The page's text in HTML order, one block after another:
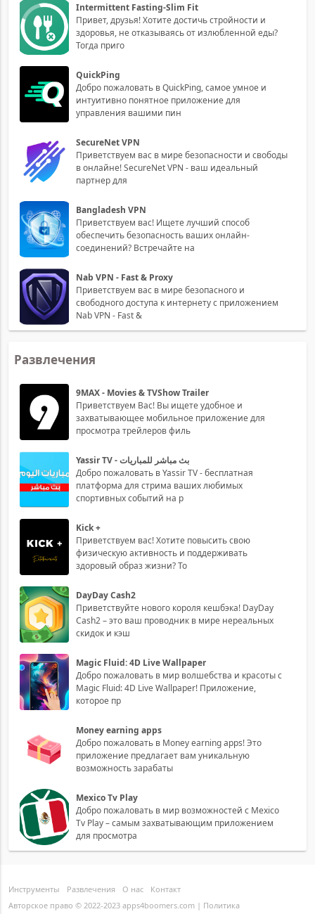
Intermittent Fasting-Slim Fit
Привет, друзья! Хотите достичь стройности и
здоровья, не отказываясь от излюбленной еды?
Тогда приго
QuickPing
Добро пожаловать в QuickPing, самое умное и
интуитивно понятное приложение для
управления вашими пин
SecureNet VPN
Приветствуем вас в мире безопасности и свободы
в онлайне! SecureNet VPN - ваш идеальный
партнер для
Bangladesh VPN
Приветствуем вас! Ищете лучший способ
обеспечить безопасность ваших онлайн-
соединений? Встречайте на
Nab VPN - Fast & Proxy
Приветствуем вас в мире безопасного и
свободного доступа к интернету с приложением
Nab VPN - Fast &
Развлечения
9MAX - Movies & TVShow Trailer
Приветствуем Вас! Вы ищете удобное и
захватывающее мобильное приложение для
просмотра трейлеров филь
Yassir TV - بث مباشر للمباريات
Добро пожаловать в Yassir TV - бесплатная
платформа для стрима ваших любимых
спортивных событий на р
Kick +
Приветствуем вас! Хотите повысить свою
физическую активность и поддерживать
здоровый образ жизни? То
DayDay Cash2
Приветствуйте нового короля кешбэка! DayDay
Cash2 – это ваш проводник в мире нереальных
скидок и кэш
Magic Fluid: 4D Live Wallpaper
Добро пожаловать в мир волшебства и красоты с
Magic Fluid: 4D Live Wallpaper! Приложение,
которое пр
Money earning apps
Добро пожаловать в Money earning apps! Это
приложение предлагает вам уникальную
возможность зарабаты
Mexico Tv Play
Добро пожаловать в мир возможностей с Mexico
Tv Play – самым захватывающим приложением
для просмотра
Инструменты Развлечения О нас
Контакт
Авторское право © 2022-2023 apps4boomers.com | Политика